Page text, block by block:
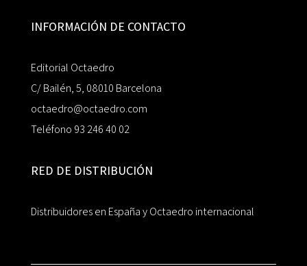
INFORMACIÓN DE CONTACTO
Editorial Octaedro
C/ Bailén, 5, 08010 Barcelona
octaedro@octaedro.com
Teléfono 93 246 40 02
RED DE DISTRIBUCIÓN
Distribuidores en España y Octaedro internacional